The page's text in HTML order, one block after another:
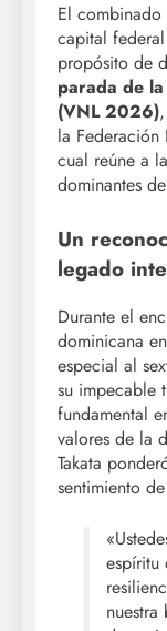
El combinado
capital
propósito de
parada de
(VNL 2026)
la
cual reúne a
dominantes
Un
legado
Durante el
dominicana
especial al
su impecable
fundamental
valores de la
Takata
sentimiento
espíritu
nuestra